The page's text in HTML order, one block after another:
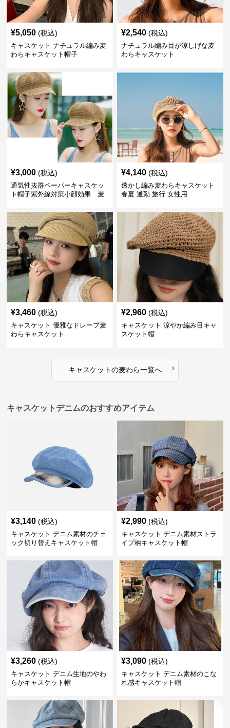
¥5,050 (税込)
キャスケット ナチュラル編み麦
わらキャスケット帽子
¥2,540 (税込)
ナチュラル編み目が涼しげな麦
わらキャスケット
¥3,000 (税込)
通気性抜群ペーパーキャスケッ
ト帽子紫外線対策小顔効果 麦
¥4,140 (税込)
透かし編み麦わらキャスケット
春夏 通勤 旅行 女性用
¥3,460 (税込)
キャスケット 優雅なドレープ麦
わらキャスケット
¥2,960 (税込)
キャスケット 涼やか編み目キャ
スケット帽
キャスケットの麦わら一覧へ ›
キャスケットデニムのおすすめアイテム
¥3,140 (税込)
キャスケット デニム素材のチェ
ック切り替えキャスケット帽
¥2,990 (税込)
キャスケット デニム素材ストラ
イプ柄キャスケット帽
¥3,260 (税込)
キャスケット デニム生地のやわ
らかキャスケット帽
¥3,090 (税込)
キャスケット デニム素材のこな
れ感キャスケット帽